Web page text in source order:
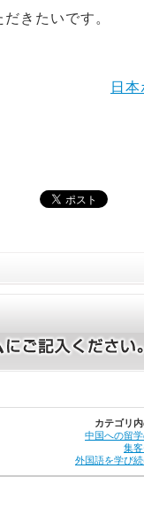
きたいです。
日本
カテゴリ
中国への留
集
外国語を学び